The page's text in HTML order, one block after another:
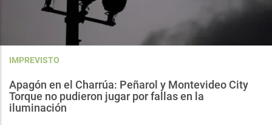
IMPREVISTO
Apagón en el Charrúa: Peñarol y Montevideo City
Torque no pudieron jugar por fallas en la
iluminación